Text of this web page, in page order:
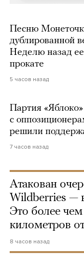
Песню
дублированной
Неделю назад
прокате
5 часов назад
Партия
с
решили
7 часов назад
Атакован
Wildberries —
Это более
километров
8 часов назад